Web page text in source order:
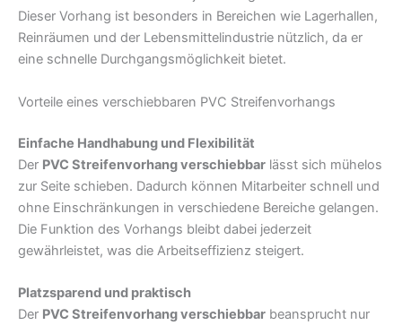
Dieser Vorhang ist besonders in Bereichen wie Lagerhallen,
Reinräumen und der Lebensmittelindustrie nützlich, da er
eine schnelle Durchgangsmöglichkeit bietet.
Vorteile eines verschiebbaren PVC Streifenvorhangs
Einfache Handhabung und Flexibilität
Der PVC Streifenvorhang verschiebbar lässt sich mühelos
zur Seite schieben. Dadurch können Mitarbeiter schnell und
ohne Einschränkungen in verschiedene Bereiche gelangen.
Die Funktion des Vorhangs bleibt dabei jederzeit
gewährleistet, was die Arbeitseffizienz steigert.
Platzsparend und praktisch
Der PVC Streifenvorhang verschiebbar beansprucht nur